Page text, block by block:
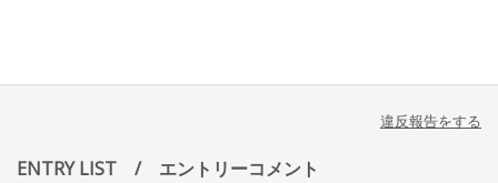
違反報告をする
ENTRY LIST / エントリーコメント